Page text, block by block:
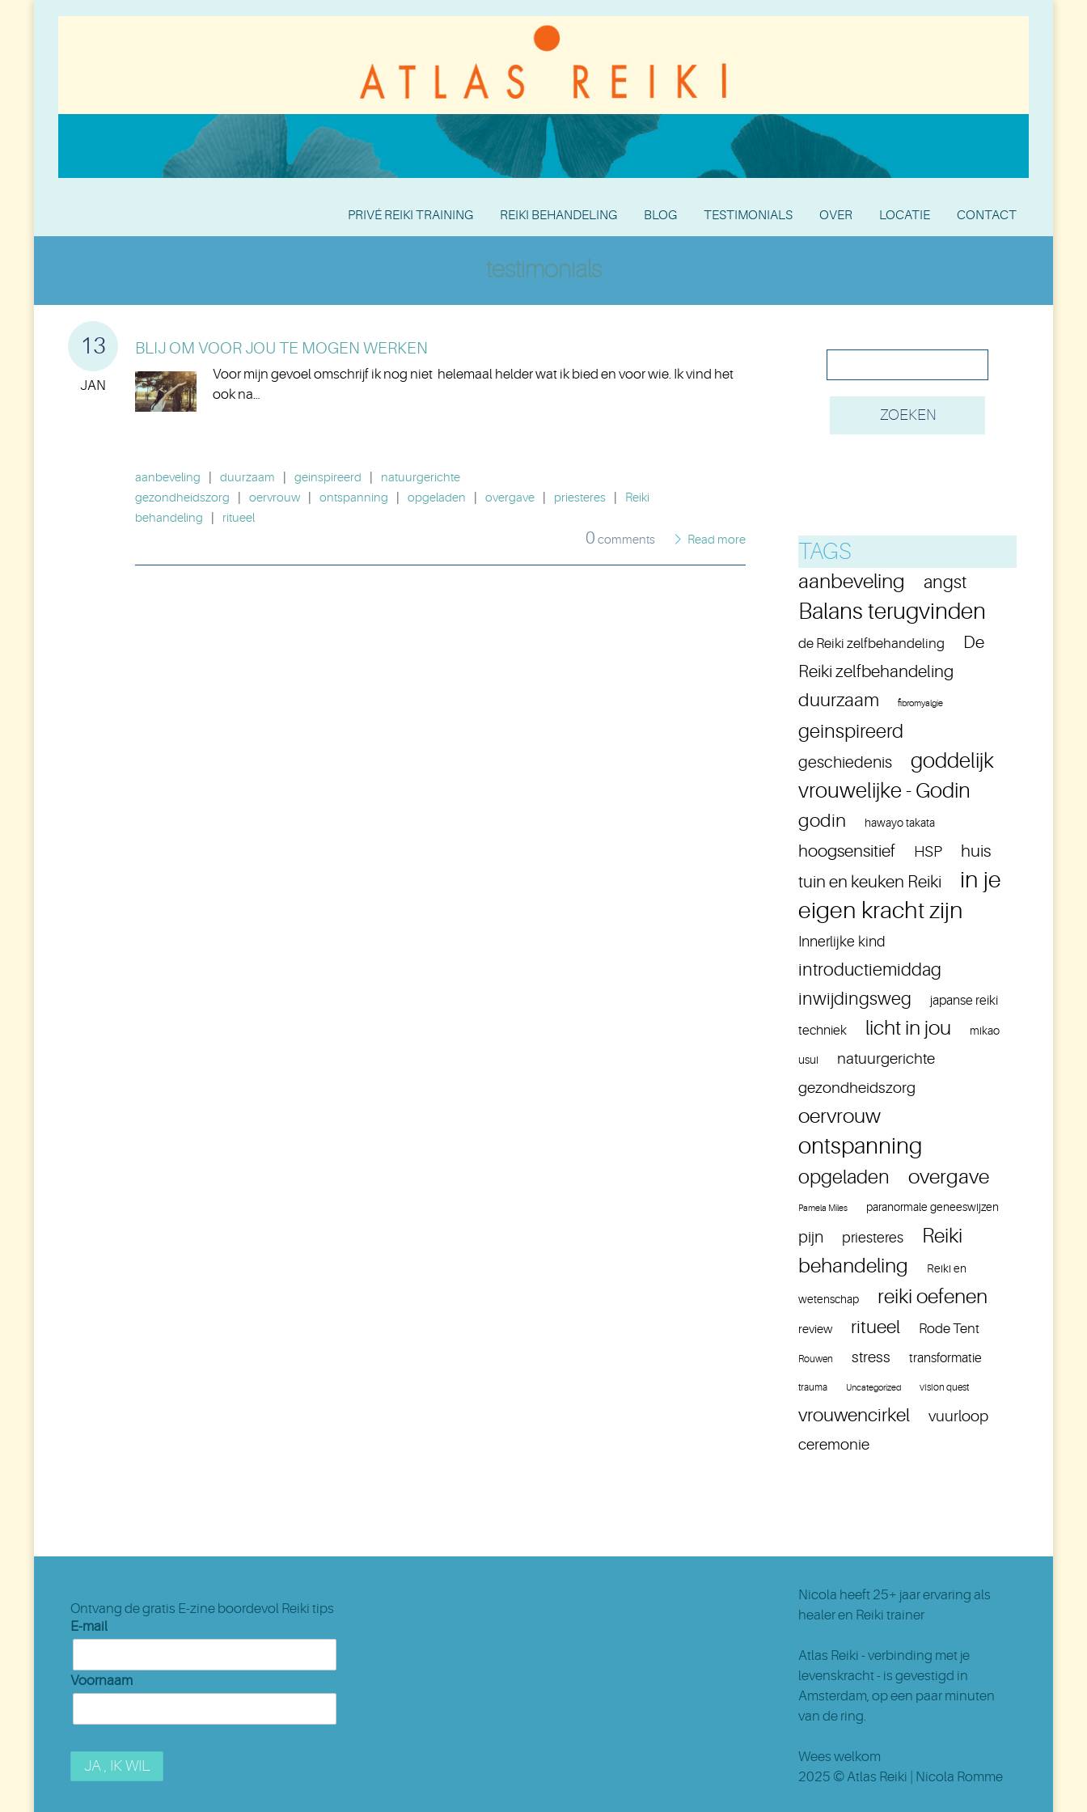
PRIVÉ REIKI TRAINING REIKI BEHANDELING BLOG TESTIMONIALS OVER LOCATIE CONTACT
testimonials
13
JAN
BLIJ OM VOOR JOU TE MOGEN WERKEN
Voor mijn gevoel omschrijf ik nog niet helemaal helder wat ik bied en voor wie. Ik vind het
ook na…
aanbeveling duurzaam geinspireerd
natuurgerichte
gezondheidszorg
oervrouw ontspanning opgeladen overgave priesteres
Reiki
behandeling
ritueel
0 comments Read more TAGS
aanbeveling angst
Balans terugvinden
de Reiki zelfbehandeling
De
Reiki zelfbehandeling
duurzaam fibromyalgie
geinspireerd
geschiedenis
goddelijk
vrouwelijke - Godin
godin hawayo takata
hoogsensitief HSP
huis
tuin en keuken Reiki
in je
eigen kracht zijn
Innerlijke kind
introductiemiddag
inwijdingsweg
japanse reiki
techniek licht in jou mikao
usui
natuurgerichte
gezondheidszorg
oervrouw
ontspanning
opgeladen overgave
Pamela Miles paranormale geneeswijzen
pijn priesteres
Reiki
behandeling
Reiki en
wetenschap reiki oefenen
review ritueel Rode Tent
Rouwen stress transformatie
trauma Uncategorized vision quest
vrouwencirkel
vuurloop
ceremonie
Ontvang de gratis E-zine boordevol Reiki tips
E-mail
Voornaam
Nicola heeft 25+ jaar ervaring als
healer en Reiki trainer
Atlas Reiki - verbinding met je
levenskracht - is gevestigd in
Amsterdam, op een paar minuten
van de ring.
Wees welkom
2025 ©Atlas Reiki | Nicola Romme